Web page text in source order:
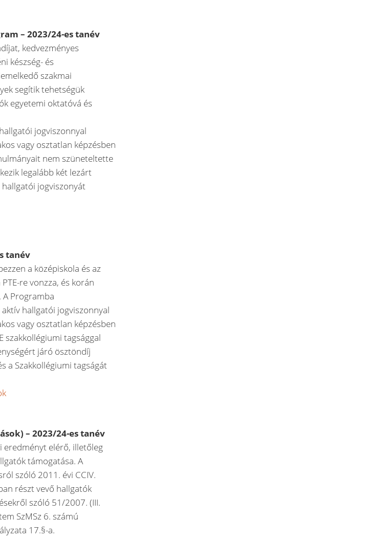
– 2023/24-es tanév
kedvezményes
készség- és
szakmai
segítik tehetségük
egyetemi oktatóvá és
jogviszonnyal
vagy osztatlan képzésben
nem szüneteltette
legalább két lezárt
jogviszonyát
tanév
a középiskola és az
re vonzza, és korán
A Programba
hallgatói jogviszonnyal
vagy osztatlan képzésben
szakkollégiumi tagsággal
járó ösztöndíj
a Szakkollégiumi tagságát
– 2023/24-es tanév
eredményt elérő, illetőleg
támogatása. A
szóló 2011. évi CCIV.
részt vevő hallgatók
szóló 51/2007. (III.
SzMSz 6. számú
17.§-a.